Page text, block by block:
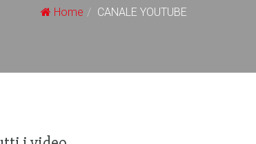
Home CANALE YOUTUBE